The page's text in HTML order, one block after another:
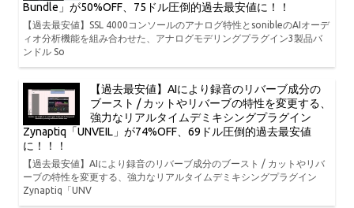
Bundle」が50%OFF、75ドル圧倒的過去最安値に！！
【過去最安値】SSL 4000コンソールのアナログ特性とsonibleのAIオーデ
ィオ分析機能を組み合わせた、アナログモデリングプラグイン3製品バ
ンドル So
【過去最安値】AIにより録音のリバーブ成分の
ブースト / カットやリバーブの特性を変更する、
強力なリアルタイムデミキシングプラグイン
Zynaptiq「UNVEIL」が74%OFF、69ドル圧倒的過去最安値
に！！！
【過去最安値】AIにより録音のリバーブ成分のブースト / カットやリバ
ーブの特性を変更する、強力なリアルタイムデミキシングプラグイン
Zynaptiq「UNV